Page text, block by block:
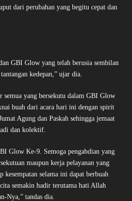
dari perubahan yang begitu cepat dan
GBI Glow yang telah berusia sembilan
kedepan,” ujar dia.
semua yang bersekutu dalam GBI Glow
buah dari acara hari ini dengan spirit
Agung dan Paskah sehingga jemaat
dan kolektif.
Glow Ke-9. Semoga pengabdian yang
maupun kerja pelayanan yang
kesempatan selama ini dapat berbuah
semakin hadir terutama hati Allah
Nya,” tandas dia.